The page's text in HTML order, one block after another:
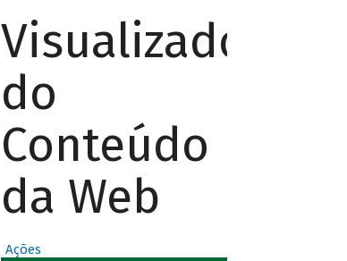
Visualizador
do
Conteúdo
da Web
Ações